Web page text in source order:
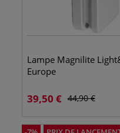
Lampe Magnilite
Europe
39,50 € 44,90€